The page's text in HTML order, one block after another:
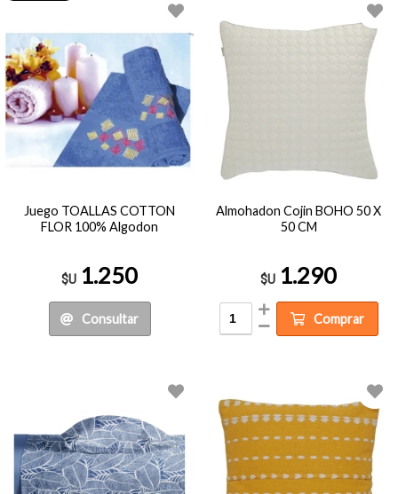
Juego TOALLAS COTTON
FLOR 100% Algodon
$U 1.250
Consultar
Almohadon Cojin BOHO 50 X
50 CM
$U 1.290
Comprar